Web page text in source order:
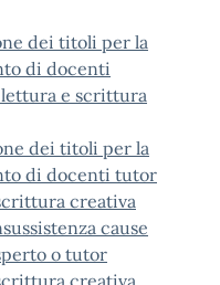
dei titoli per la
di docenti
e scrittura
dei titoli per la
di docenti tutor
creativa
cause
o tutor
creativa